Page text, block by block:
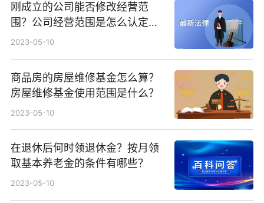
刚成立的公司能否修改经营范
围？公司经营范围是怎么认定
的？
2023-05-10
商品房的房屋维修基金怎么算？
房屋维修基金使用范围是什么？
2023-05-10
在退休后何时领退休金？按月领
取基本养老金的条件有哪些？
2023-05-10